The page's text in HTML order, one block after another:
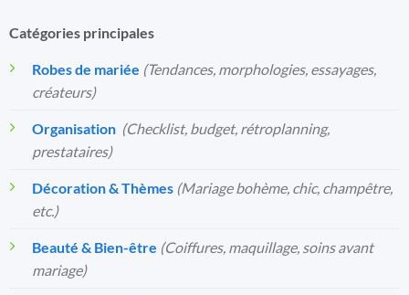
Catégories principales
Robes de mariée (Tendances, morphologies, essayages,
créateurs)
Organisation️ (Checklist, budget, rétroplanning,
prestataires)
Décoration & Thèmes (Mariage bohème, chic, champêtre,
etc.)
Beauté & Bien-être (Coiffures, maquillage, soins avant
mariage)